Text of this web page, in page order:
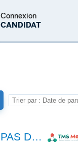
Connexion
CANDIDAT
MISSION EN NEPHROLOGIE-CH DE BETHUNE ,PAS DE CALAIS (62)